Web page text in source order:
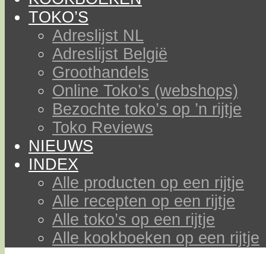
TOKO’S
Adreslijst NL
Adreslijst België
Groothandels
Online Toko’s (webshops)
Bezochte toko’s op ’n rijtje
Toko Reviews
NIEUWS
INDEX
Alle producten op een rijtje
Alle recepten op een rijtje
Alle toko’s op een rijtje
Alle kookboeken op een rijtje